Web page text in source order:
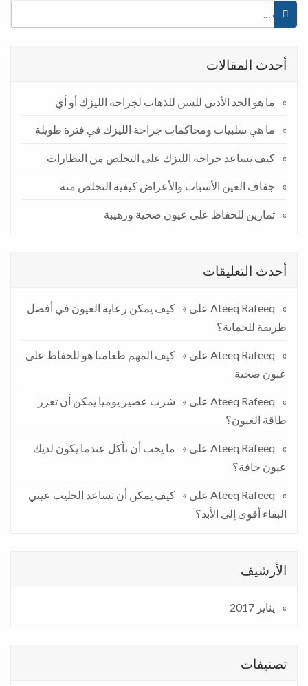
أحدث المقالات
ما هو الحد الأدنى للسن للذهاب لجراحة الليزك أو أي
ما هي سلبيات ومحاكمات جراحة الليزك في فترة طويلة
كيف تساعد جراحة الليزك على التخلص من النظارات
جفاف العين الأسباب والأعراض كيفية التخلص منه
تمارين للحفاظ على عيون صحية ورهيبة
أحدث التعليقات
Ateeq Rafeeq على
كيف يمكن رعاية العيون في أفضل
طريقة للحماية؟
Ateeq Rafeeq على
كيف المهم طعامنا هو للحفاظ على
عيون صحية
Ateeq Rafeeq على
شرب عصير يوميا يمكن أن تعزز
طاقة العيون؟
Ateeq Rafeeq على
ما يجب أن تأكل عندما يكون لديك
عيون جافة؟
Ateeq Rafeeq على
كيف يمكن أن تساعد الحليب عيني
البقاء أقوى إلى الأبد؟
الأرشيف
يناير 2017
تصنيفات